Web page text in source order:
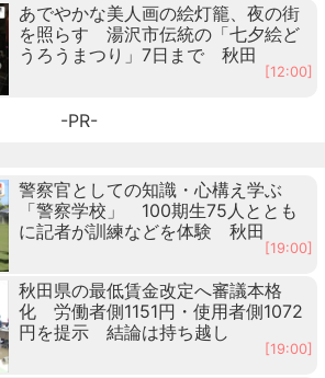
あでやかな美人画の絵灯籠、夜の街
を照らす 湯沢市伝統の「七夕絵ど
うろうまつり」7日まで 秋田
[12:00]
-PR-
警察官としての知識・心構え学ぶ
「警察学校」 100期生75人ととも
に記者が訓練などを体験 秋田
[19:00]
秋田県の最低賃金改定へ審議本格
化 労働者側1151円・使用者側1072
円を提示 結論は持ち越し
[19:00]